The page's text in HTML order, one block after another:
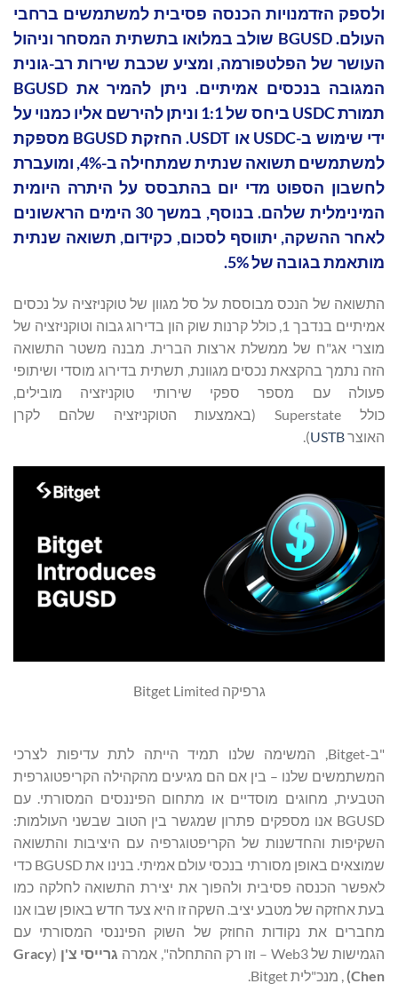
ולספק הזדמנויות הכנסה פסיבית למשתמשים ברחבי
העולם. BGUSD שולב במלואו בתשתית המסחר וניהול
העושר של הפלטפורמה, ומציע שכבת שירות רב-גונית
המגובה בנכסים אמיתיים. ניתן להמיר את BGUSD
תמורת USDC ביחס של 1:1 וניתן להירשם אליו כמנוי על
ידי שימוש ב-USDC או USDT. החזקת BGUSD מספקת
למשתמשים תשואה שנתית שמתחילה ב-4%, ומועברת
לחשבון הספוט מדי יום בהתבסס על היתרה היומית
המינימלית שלהם. בנוסף, במשך 30 הימים הראשונים
לאחר ההשקה, יתווסף לסכום, כקידום, תשואה שנתית
מותאמת בגובה של 5%.
התשואה של הנכס מבוססת על סל מגוון של טוקניזציה על נכסים
אמיתיים בנדבך 1, כולל קרנות שוק הון בדירוג גבוה וטוקניזציה של
מוצרי אג"ח של ממשלת ארצות הברית. מבנה משטר התשואה
הזה נתמך בהקצאת נכסים מגוונת, תשתית בדירוג מוסדי ושיתופי
פעולה עם מספר ספקי שירותי טוקניזציה מובילים,
כולל Superstate (באמצעות הטוקניזציה שלהם לקרן
האוצרUSTB
).
גרפיקה Bitget Limited
"ב-Bitget, המשימה שלנו תמיד הייתה לתת עדיפות לצרכי
המשתמשים שלנו – בין אם הם מגיעים מהקהילה הקריפטוגרפית
הטבעית, מחוגים מוסדיים או מתחום הפיננסים המסורתי. עם
BGUSD אנו מספקים פתרון שמגשר בין הטוב שבשני העולמות:
השקיפות והחדשנות של הקריפטוגרפיה עם היציבות והתשואה
שמוצאים באופן מסורתי בנכסי עולם אמיתי. בנינו את BGUSD כדי
לאפשר הכנסה פסיבית ולהפוך את יצירת התשואה לחלקה כמו
בעת אחזקה של מטבע יציב. השקה זו היא צעד חדש באופן שבו אנו
מחברים את נקודות החוזק של השוק הפיננסי המסורתי עם
הגמישות של Web3 – וזו רק ההתחלה", אמרה
גרייסי צ'ן (
Gracy
Chen
) , מנכ"לית Bitget.